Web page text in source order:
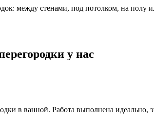
между стенами, под потолком, на
у нас
в ванной. Работа выполнена идеально,